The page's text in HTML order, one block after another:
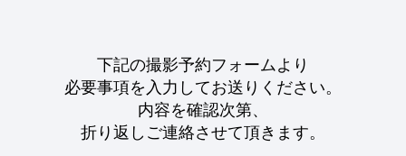
下記の撮影予約フォームより
必要事項を入力してお送りください。
内容を確認次第、
折り返しご連絡させて頂きます。